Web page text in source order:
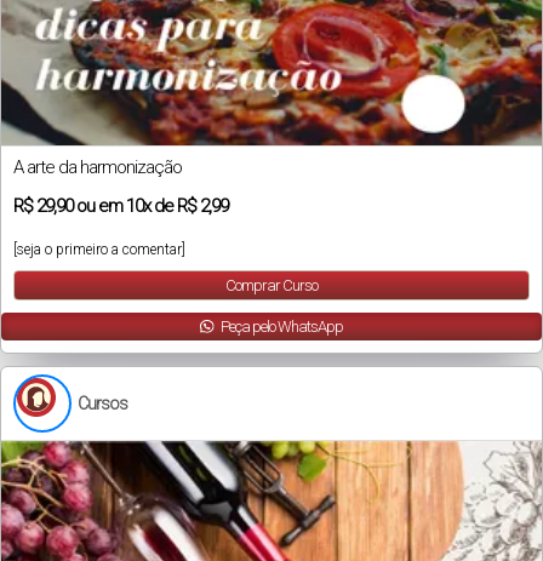
A arte da harmonização
R$29,90ou em10xde R$ 2,99
[seja o primeiro a comentar]
Comprar Curso
Peça pelo WhatsApp
Cursos